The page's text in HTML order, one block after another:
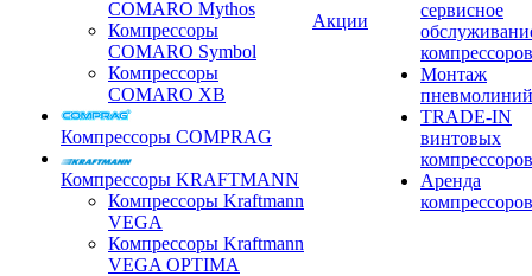
COMARO Mythos
Компрессоры
COMARO Symbol
Компрессоры
COMARO XB
Компрессоры COMPRAG
Компрессоры KRAFTMANN
Компрессоры Kraftmann
VEGA
Компрессоры Kraftmann
VEGA OPTIMA
Акции
сервисное
компрессоров
Монтаж
пневмолиний
TRADE-IN
винтовых
компрессоров
Аренда
компрессоров